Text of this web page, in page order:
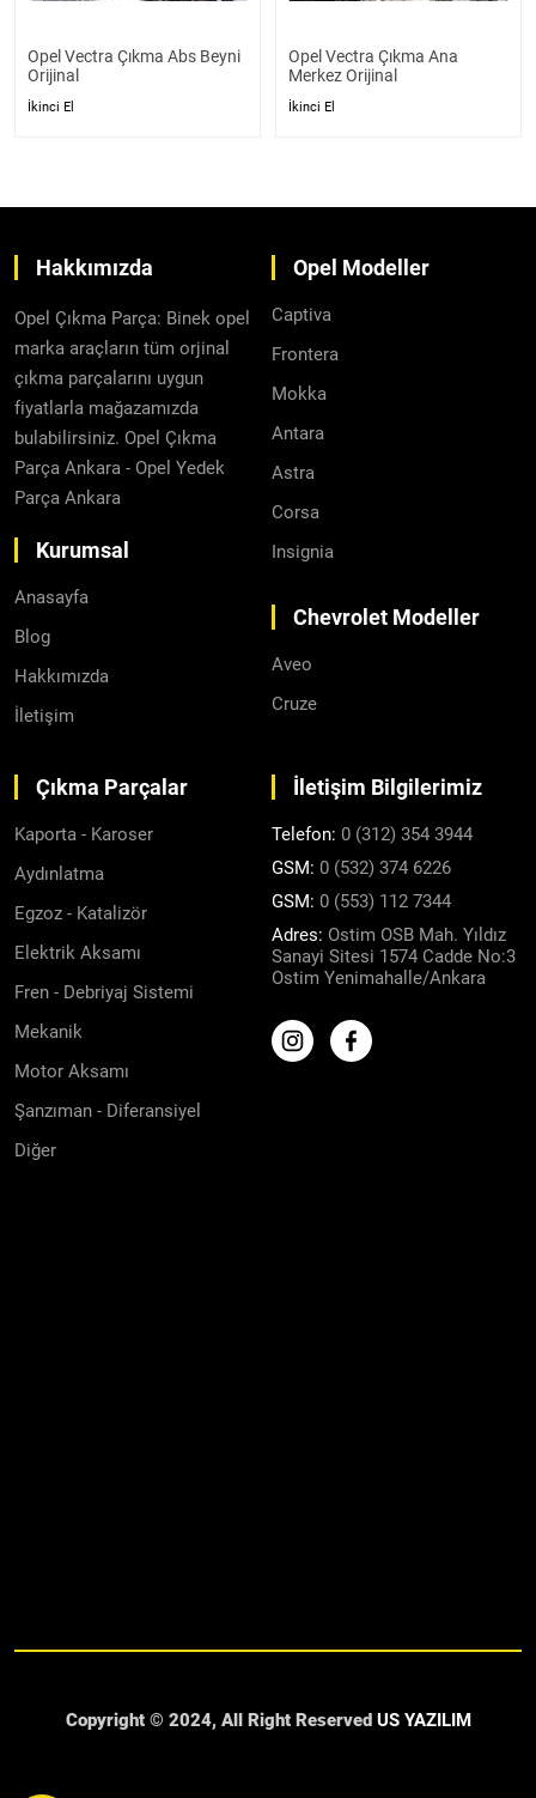
Opel Vectra Çıkma Abs Beyni
Orijinal
İkinci El
Opel Vectra Çıkma Ana
Merkez Orijinal
İkinci El
Hakkımızda
Opel Çıkma Parça: Binek opel
marka araçların tüm orjinal
çıkma parçalarını uygun
fiyatlarla mağazamızda
bulabilirsiniz. Opel Çıkma
Parça Ankara - Opel Yedek
Parça Ankara
Kurumsal
Anasayfa
Blog
Hakkımızda
İletişim
Opel Modeller
Captiva
Frontera
Mokka
Antara
Astra
Corsa
Insignia
Chevrolet Modeller
Aveo
Cruze
Çıkma Parçalar
Kaporta - Karoser
Aydınlatma
Egzoz - Katalizör
Elektrik Aksamı
Fren - Debriyaj Sistemi
Mekanik
Motor Aksamı
Şanzıman - Diferansiyel
Diğer
İletişim Bilgilerimiz
Telefon: 0 (312) 354 3944
GSM: 0 (532) 374 6226
GSM: 0 (553) 112 7344
Adres: Ostim OSB Mah. Yıldız
Sanayi Sitesi 1574 Cadde No:3
Ostim Yenimahalle/Ankara
Copyright © 2024, All Right Reserved US YAZILIM